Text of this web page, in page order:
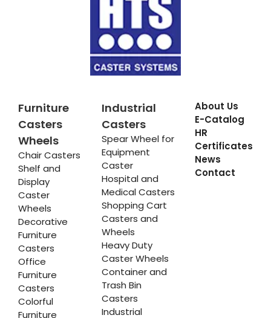
Furniture
Casters
Wheels
Chair Casters
Shelf and
Display
Caster
Wheels
Decorative
Furniture
Casters
Office
Furniture
Casters
Colorful
Furniture
Industrial
Casters
Spear Wheel for
Equipment
Caster
Hospital and
Medical Casters
Shopping Cart
Casters and
Wheels
Heavy Duty
Caster Wheels
Container and
Trash Bin
Casters
Industrial
About Us
E-Catalog
HR
Certificates
News
Contact